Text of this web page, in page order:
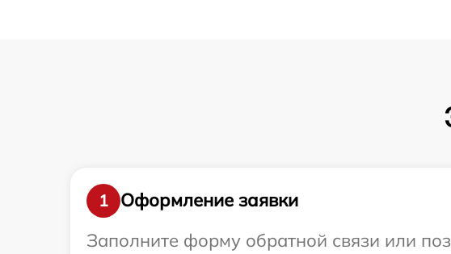
1
Оформление заявки
Заполните форму обратной связи или